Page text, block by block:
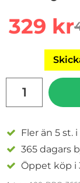
rea
329 kr
Fler än 5 st.
365 dagars
Öppet köp i